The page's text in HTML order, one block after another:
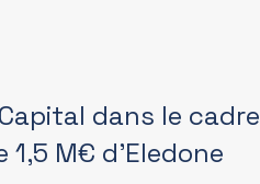
dans le cadre
M€ d’Eledone